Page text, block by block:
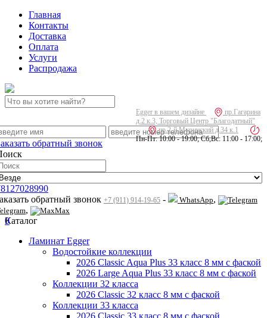
Главная
Контакты
Доставка
Оплата
Услуги
Распродажа
Egger в вашем дизайне
пр.Гагарина
д.2 к.3, Торговый Центр "Благодатный"
пр.2-й Муринский д.34 к.1
Пн-Пт: 10:00 - 19:00; Сб,Вс: 11:00 - 17:00;
обратный звонок
обратный звонок +7 (911) 914-19-65 - WhatsApp,
, Max
0
Каталог
Ламинат Egger
Водостойкие коллекции
2026 Classic Aqua Plus 33 класс 8 мм с фаской
2026 Large Aqua Plus 33 класс 8 мм с фаской
Коллекции 32 класса
2026 Classic 32 класс 8 мм с фаской
Коллекции 33 класса
2026 Classic 33 класс 8 мм с фаской